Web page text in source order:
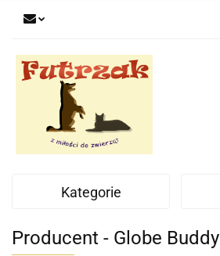
Kategorie
Producent - Globe Buddy